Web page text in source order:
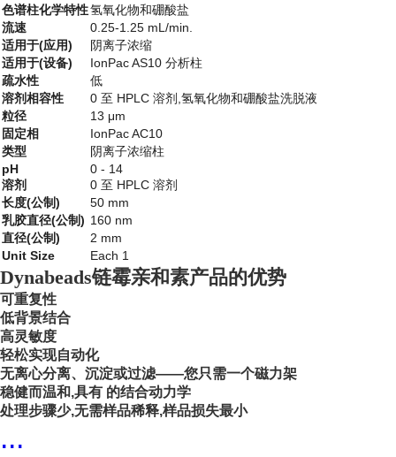
色谱柱化学特性氢氧化物和硼酸盐
流速
0.25-1.25 mL/min.
适用于(应用)
阴离子浓缩
适用于(设备)
IonPac AS10 分析柱
疏水性
低
溶剂相容性
0 至 HPLC 溶剂,氢氧化物和硼酸盐洗脱液
粒径
13 μm
固定相
IonPac AC10
类型
阴离子浓缩柱
pH
0 - 14
溶剂
0 至 HPLC 溶剂
长度(公制)
50 mm
乳胶直径(公制) 160 nm
直径(公制)
2 mm
Unit Size
Each 1
Dynabeads链霉亲和素产品的优势
可重复性
低背景结合
高灵敏度
轻松实现自动化
无离心分离、沉淀或过滤——您只需一个磁力架
稳健而温和,具有 的结合动力学
处理步骤少,无需样品稀释,样品损失最小
...